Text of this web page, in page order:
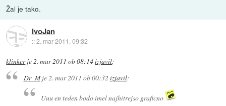
Žal je tako.
IvoJan
::2. mar 2011, 09:32
klinkerje2. mar 2011 ob 08:14izjavil:
Dr_Mje2. mar 2011 ob 00:32 izjavil:
Uuu en teden bodo imel najhitrejso graficno